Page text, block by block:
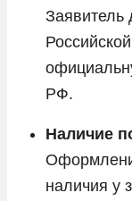
Заявитель
РФ.
Наличие
наличия у